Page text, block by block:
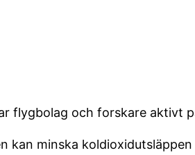
flygbolag och forskare aktivt
kan minska